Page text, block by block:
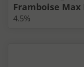
Framboise Max
4.5%